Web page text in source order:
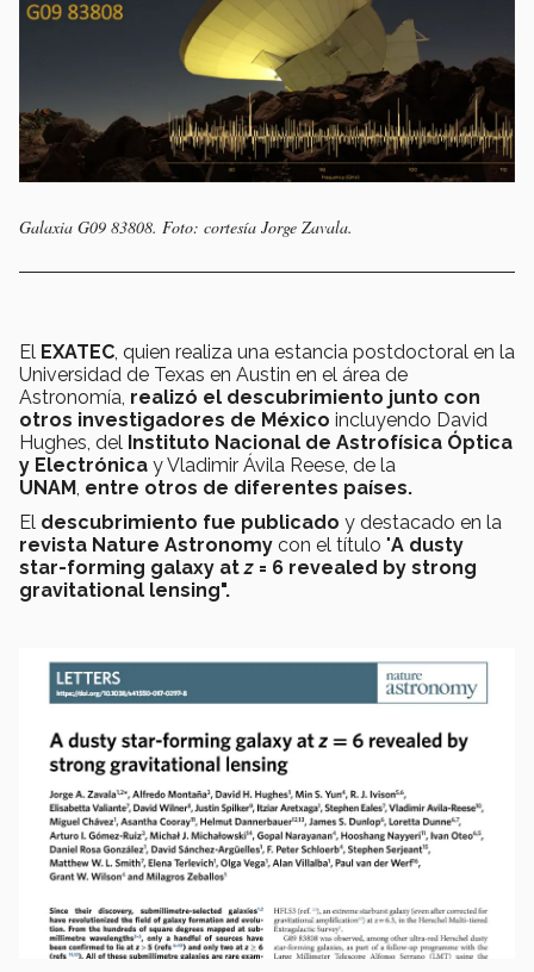
Galaxia G09 83808. Foto: cortesía Jorge Zavala.
El EXATEC, quien realiza una estancia postdoctoral en la
Universidad de Texas en Austin en el área de
Astronomía, realizó el descubrimiento junto con
otros investigadores de México incluyendo David
Hughes, del Instituto Nacional de Astrofísica Óptica
y Electrónica y Vladimir Ávila Reese, de la
UNAM, entre otros de diferentes países.
El descubrimiento fue publicado y destacado en la
revista Nature Astronomy con el título "A dusty
star-forming galaxy atz = 6 revealed by strong
gravitational lensing".